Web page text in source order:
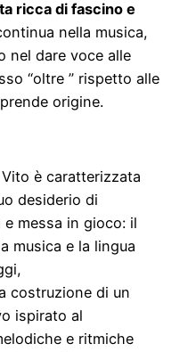
ricca di fascino e
nella musica,
nel dare voce alle
“oltre ” rispetto alle
origine.
è caratterizzata
desiderio di
messa in gioco: il
musica e la lingua
costruzione di un
ispirato al
e ritmiche